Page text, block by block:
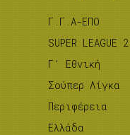
Γ.Γ.Α-ΕΠΟ
SUPER LEAGUE 2
Γ’ Εθνική
Σούπερ Λίγκα
Περιφέρεια
Ελλάδα